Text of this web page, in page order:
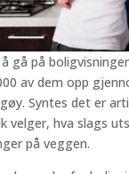
gå på
av dem opp
Syntes det er
velger, hva slags
på veggen.